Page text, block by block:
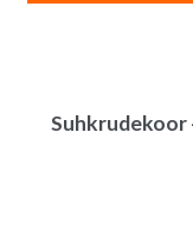
Suhkrudekoor